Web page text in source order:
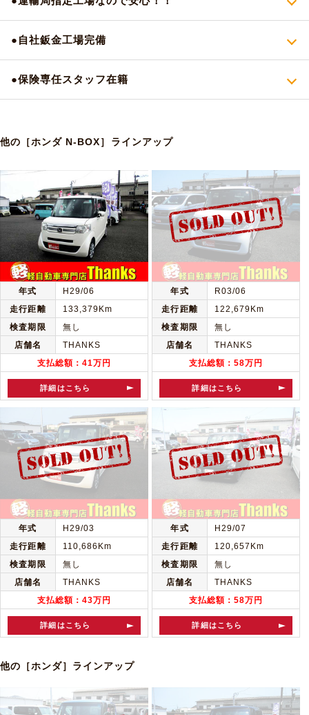
●自社鈑金工場完備
●保険専任スタッフ在籍
他の［ホンダ N-BOX］ラインアップ
年式
H29/06
走行距離
133,379Km
検査期限
無し
店舗名
THANKS
支払総額：41万円
詳細はこちら
年式
R03/06
走行距離
122,679Km
検査期限
無し
店舗名
THANKS
支払総額：58万円
詳細はこちら
年式
H29/03
走行距離
110,686Km
検査期限
無し
店舗名
THANKS
支払総額：43万円
詳細はこちら
年式
H29/07
走行距離
120,657Km
検査期限
無し
店舗名
THANKS
支払総額：58万円
詳細はこちら
他の［ホンダ］ラインアップ